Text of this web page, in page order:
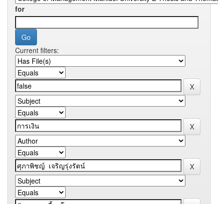
for
Current filters: